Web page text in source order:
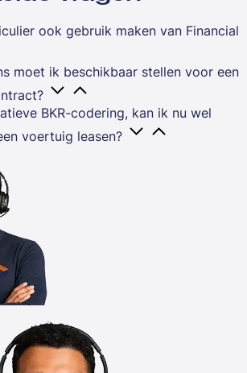
ook gebruik maken van Financial
moet ik beschikbaar stellen voor een
BKR-codering, kan ik nu wel
voertuig leasen?